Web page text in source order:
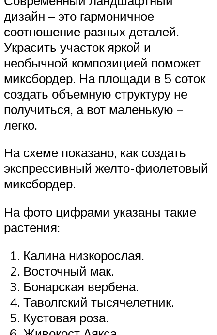
дизайн – это гармоничное
соотношение разных деталей.
Украсить участок яркой и
необычной композицией поможет
миксбордер. На площади в 5 соток
создать объемную структуру не
получиться, а вот маленькую –
легко.
На схеме показано, как создать
экспрессивный желто-фиолетовый
миксбордер.
На фото цифрами указаны такие
растения:
Калина низкорослая.
Восточный мак.
Бонарская вербена.
Таволгский тысячелетник.
Кустовая роза.